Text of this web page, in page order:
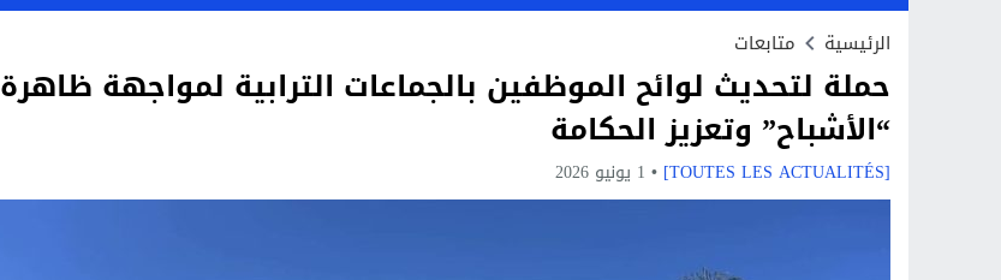
الرئيسية متابعات
حملة لتحديث لوائح الموظفين بالجماعات الترابية لمواجهة ظاهرة
“الأشباح” وتعزيز الحكامة
[TOUTES LES ACTUALITÉS] 1 يونيو 2026